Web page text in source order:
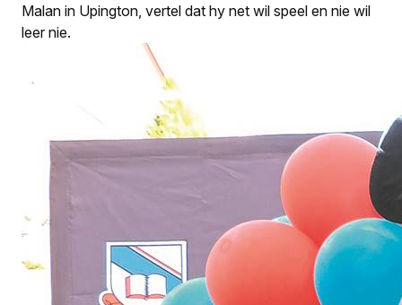
Malan in Upington, vertel dat hy net wil speel en nie wil
leer nie.